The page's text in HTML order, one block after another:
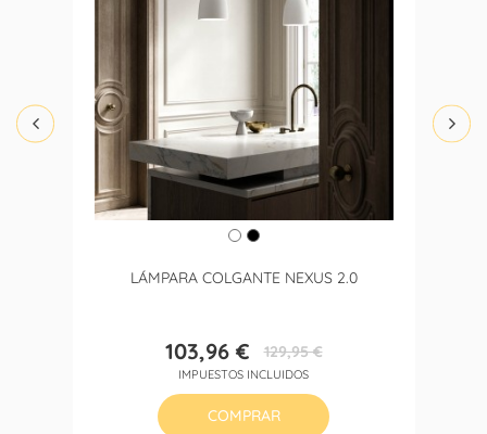
LÁMPARA COLGANTE NEXUS 2.0
Precio
103,96 €Precio
base
129,95 €
IMPUESTOS INCLUIDOS
COMPRAR